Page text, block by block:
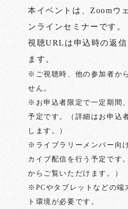
本イベントは、Zoomウ
ンラインセミナーです。
視聴URLは申込時の返
ます。
※ご視聴時、他の参加者か
せん。
※お申込者限定で一定期間
予定です。（詳細はお申込
します。）
※ライブラリーメンバー向
カイブ配信を行う予定です
からご覧いただけます。）
※PCやタブレットなどの端
ト環境が必要です。